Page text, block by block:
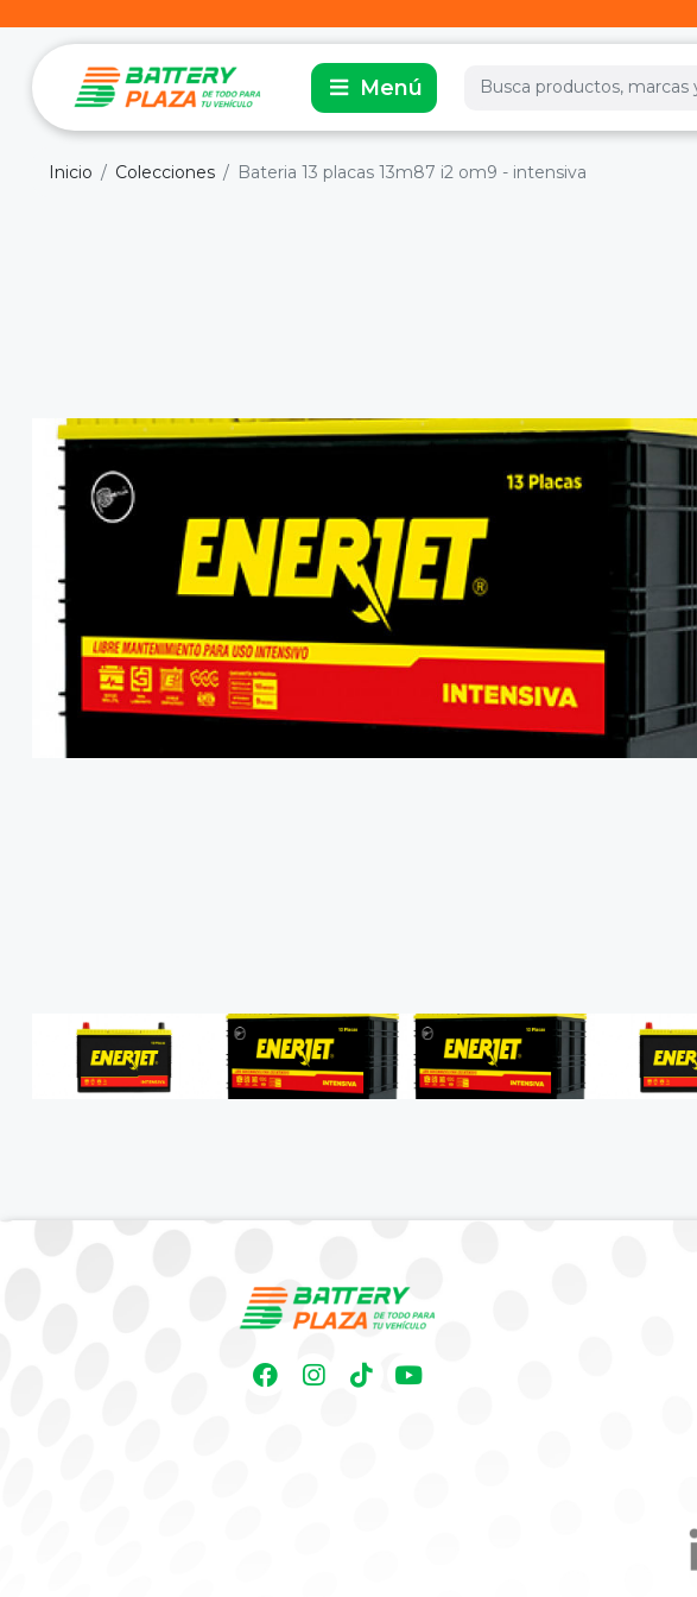
Inicio Colecciones Bateria 13 placas 13m87 i2 om9 - intensiva